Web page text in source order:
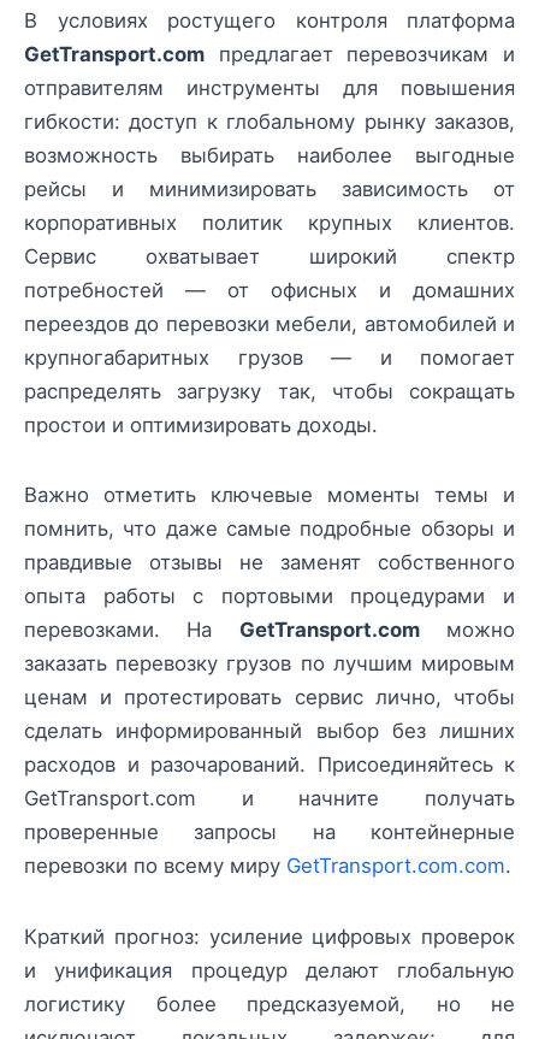
В условиях ростущего контроля платформа
GetTransport.com предлагает перевозчикам и
отправителям инструменты для повышения
гибкости: доступ к глобальному рынку заказов,
возможность выбирать наиболее выгодные
рейсы и минимизировать зависимость от
корпоративных политик крупных клиентов.
Сервис охватывает широкий спектр
потребностей — от офисных и домашних
переездов до перевозки мебели, автомобилей и
крупногабаритных грузов — и помогает
распределять загрузку так, чтобы сокращать
простои и оптимизировать доходы.
Важно отметить ключевые моменты темы и
помнить, что даже самые подробные обзоры и
правдивые отзывы не заменят собственного
опыта работы с портовыми процедурами и
перевозками. На GetTransport.comможно
заказать перевозку грузов по лучшим мировым
ценам и протестировать сервис лично, чтобы
сделать информированный выбор без лишних
расходов и разочарований. Присоединяйтесь к
GetTransport.com и начните получать
проверенные запросы на контейнерные
перевозки по всему миру GetTransport.com.com.
Краткий прогноз: усиление цифровых проверок
и унификация процедур делают глобальную
логистику более предсказуемой, но не